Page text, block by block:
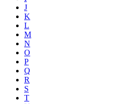
J
K
L
M
N
O
P
Q
R
S
T